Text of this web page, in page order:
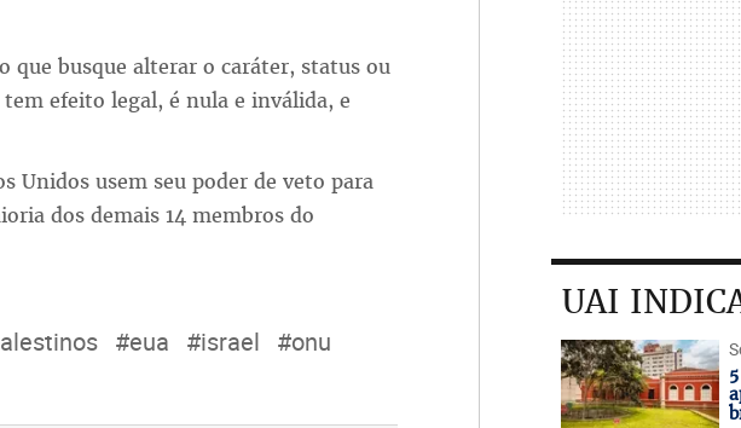
que busque alterar o caráter, status ou
efeito legal, é nula e inválida, e
Unidos usem seu poder de veto para
dos demais 14 membros do
#eua #israel #onu
UAI